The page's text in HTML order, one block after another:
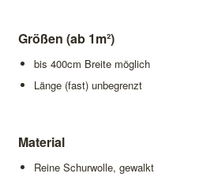
Größen (ab 1m²)
bis 400cm Breite möglich
Länge (fast) unbegrenzt
Material
Reine Schurwolle, gewalkt